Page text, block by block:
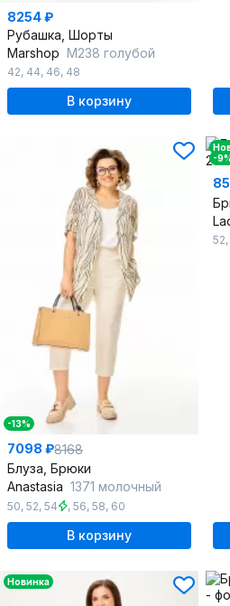
8254 ₽
Рубашка, Шорты
Marshop М238 голубой
42, 44, 46, 48
В корзину
-13%
7098 ₽8168
Блуза, Брюки
Anastasia 1371 молочный
50, 52, 54 , 56, 58, 60
В корзину
-
52,
Новинка